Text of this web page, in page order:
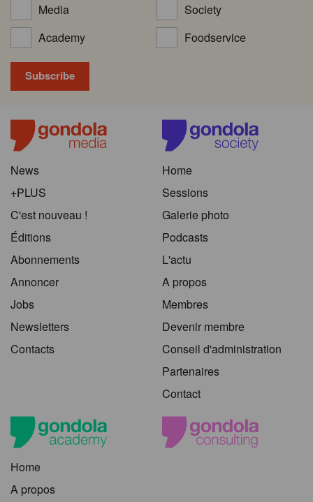
Media
Society
Academy
Foodservice
News
+PLUS
C'est nouveau !
Éditions
Abonnements
Annoncer
Jobs
Newsletters
Contacts
Home
Sessions
Galerie photo
Podcasts
L'actu
A propos
Membres
Devenir membre
Conseil d'administration
Partenaires
Contact
Home
A propos